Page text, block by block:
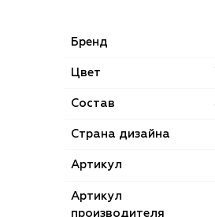
Бренд
Цвет
Состав
Страна дизайна
Артикул
Артикул
производителя